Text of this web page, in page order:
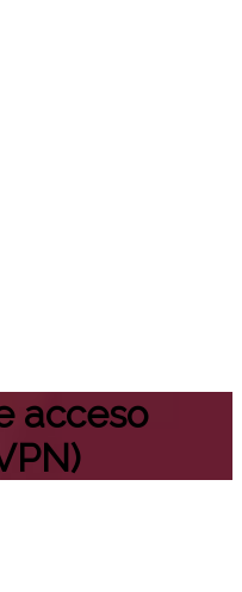
acceso